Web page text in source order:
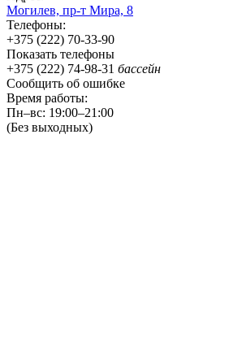
Могилев, пр-т Мира, 8
Телефоны:
+375 (222) 70-33-90
Показать телефоны
+375 (222) 74-98-31 бассейн
Сообщить об ошибке
Время работы:
Пн–вс: 19:00–21:00
(Без выходных)